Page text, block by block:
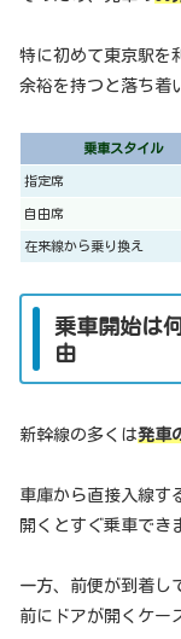
特に初めて東京駅を
余裕を持つと落ち着
乗車スタイル
指定席
自由席
在来線から乗り換え
乗車開始は
由
新幹線の多くは発車
車庫から直接入線す
開くとすぐ乗車でき
一方、前便が到着し
前にドアが開くケー